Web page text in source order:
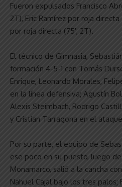
Fueron expulsados Francisco
2T), Eric Ramírez por roja directa
por roja directa (75′, 2T).
El técnico de Gimnasia,
formación 4-5-1 con Tomás
Enrique, Leonardo Morales,
en la línea defensiva; Agustín
Alexis Steimbach, Rodrigo
y Cristian Tarragona en el
Por su parte, el equipo de
ese poco en su puesto, luego
Monamarco, salió a la cancha
Nahuel Cajal bajo los tres palos;